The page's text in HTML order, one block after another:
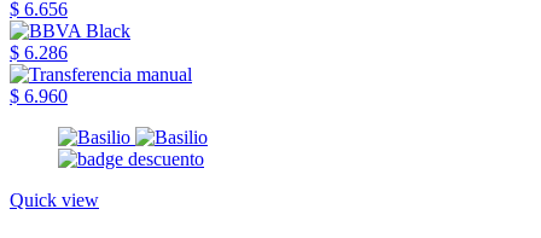
$ 6.656
$ 6.286
$ 6.960
Quick view